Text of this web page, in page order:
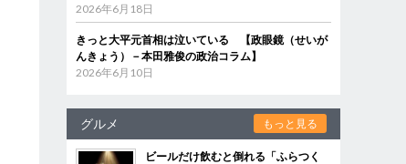
2026年6月18日
きっと大平元首相は泣いている 【政眼鏡（せいが
んきょう）－本田雅俊の政治コラム】
2026年6月10日
グルメ もっと見る
ビールだけ飲むと倒れる「ふらつく